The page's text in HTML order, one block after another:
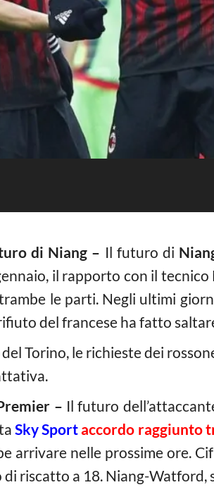
di Niang – Il futuro di
il rapporto con il
le parti. Negli ultimi
del francese ha fatto
Torino, le richieste dei
– Il futuro
Sky Sportaccordo raggiunto
arrivare nelle prossime ore.
riscatto a 18. Niang-Watford,